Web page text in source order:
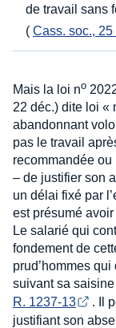
de travail sans
( Cass. soc., 25
Mais la loi no
22 déc.) dite loi «
abandonnant
pas le travail
recommandée
– de justifier son
un délai fixé par
est présumé
Le salarié qui
fondement de
prud’hommes
suivant sa saisine
R. 1237-13
. Il
justifiant son